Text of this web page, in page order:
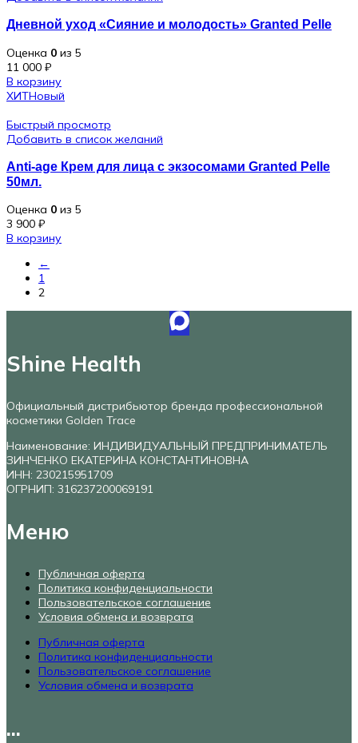
Дневной уход «Сияние и молодость» Granted Pelle
Оценка 0 из 5
11 000 ₽
В корзину
ХИТНовый
Быстрый просмотр
Добавить в список желаний
Anti-age Крем для лица с экзосомами Granted Pelle
50мл.
Оценка 0 из 5
3 900 ₽
В корзину
←
1
2
Shine Health
Официальный дистрибьютор бренда профессиональной
косметики Golden Trace
Наименование: ИНДИВИДУАЛЬНЫЙ ПРЕДПРИНИМАТЕЛЬ
ЗИНЧЕНКО ЕКАТЕРИНА КОНСТАНТИНОВНА
ИНН: 230215951709
ОГРНИП: 316237200069191
Меню
Публичная оферта
Политика конфиденциальности
Пользовательское соглашение
Условия обмена и возврата
Публичная оферта
Политика конфиденциальности
Пользовательское соглашение
Условия обмена и возврата
...